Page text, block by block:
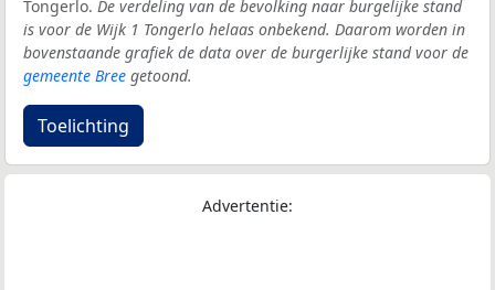
Tongerlo. De verdeling van de bevolking naar burgelijke stand
is voor de Wijk 1 Tongerlo helaas onbekend. Daarom worden in
bovenstaande grafiek de data over de burgerlijke stand voor de
gemeente Bree getoond.
Toelichting
Advertentie: